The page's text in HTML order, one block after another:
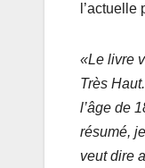
«Le livre
Très
l’âge de
résumé,
veut dire